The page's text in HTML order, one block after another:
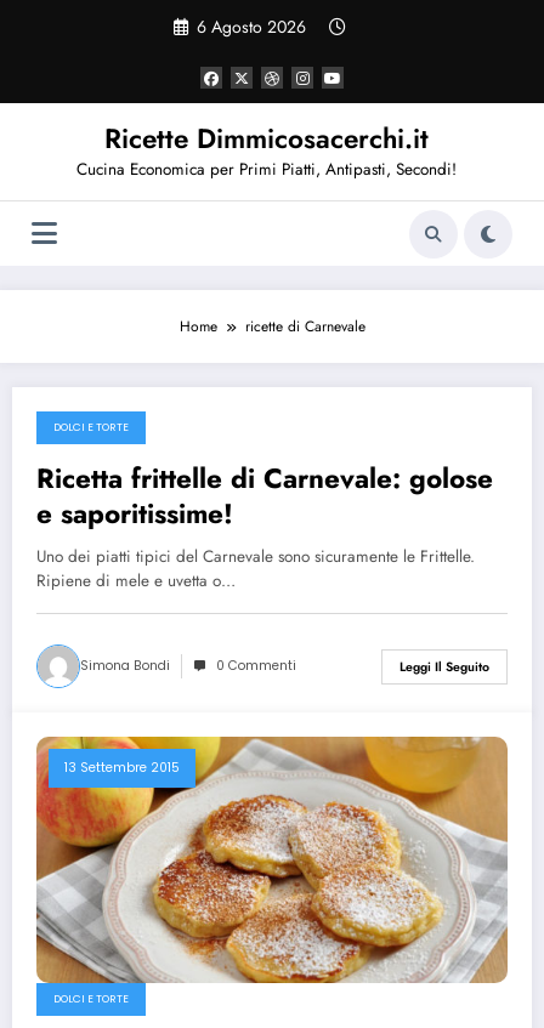
6 Agosto 2026
Ricette Dimmicosacerchi.it
Cucina Economica per Primi Piatti, Antipasti, Secondi!
Home ricette di Carnevale
15 Gennaio 2016
DOLCI E TORTE
Ricetta frittelle di Carnevale: golose
e saporitissime!
Uno dei piatti tipici del Carnevale sono sicuramente le Frittelle.
Ripiene di mele e uvetta o…
Simona Bondi 0 Commenti Leggi Il Seguito
13 Settembre 2015
DOLCI E TORTE